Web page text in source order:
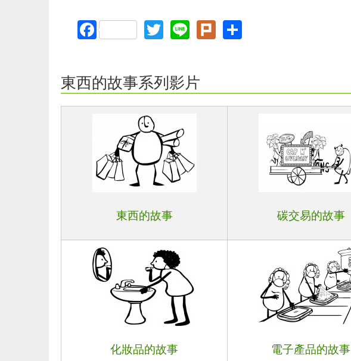
FacebookTwitter
LinePlurk
東西的故事系列影片
東西的故事 碳交易的故事
化妝品的故事 電子產品的故事